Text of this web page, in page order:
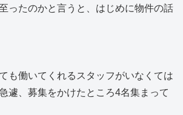
ったのかと言うと、はじめに物件の話
も働いてくれるスタッフがいなくては
遽、募集をかけたところ4名集まって